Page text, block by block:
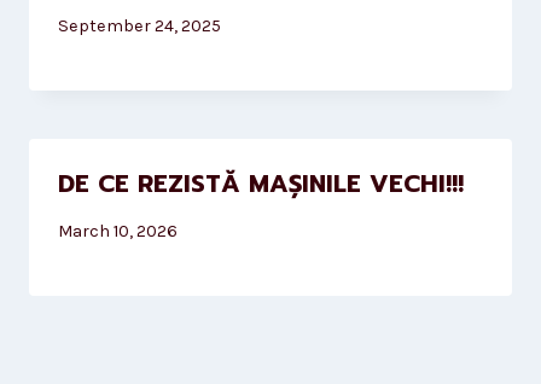
September 24, 2025
DE CE REZISTĂ MAȘINILE VECHI!!!
March 10, 2026